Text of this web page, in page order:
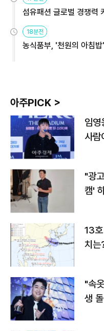
섬유패션 글로벌 경쟁력
18분전
농식품부, '천원의 아침
아주PICK >
임
사람
"광
캠'
13
치는
"속
생